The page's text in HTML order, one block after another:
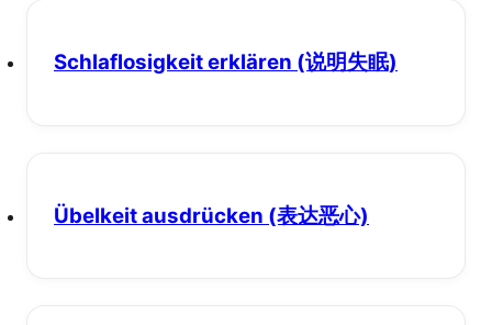
Schlaflosigkeit erklären (说明失眠)
Übelkeit ausdrücken (表达恶心)